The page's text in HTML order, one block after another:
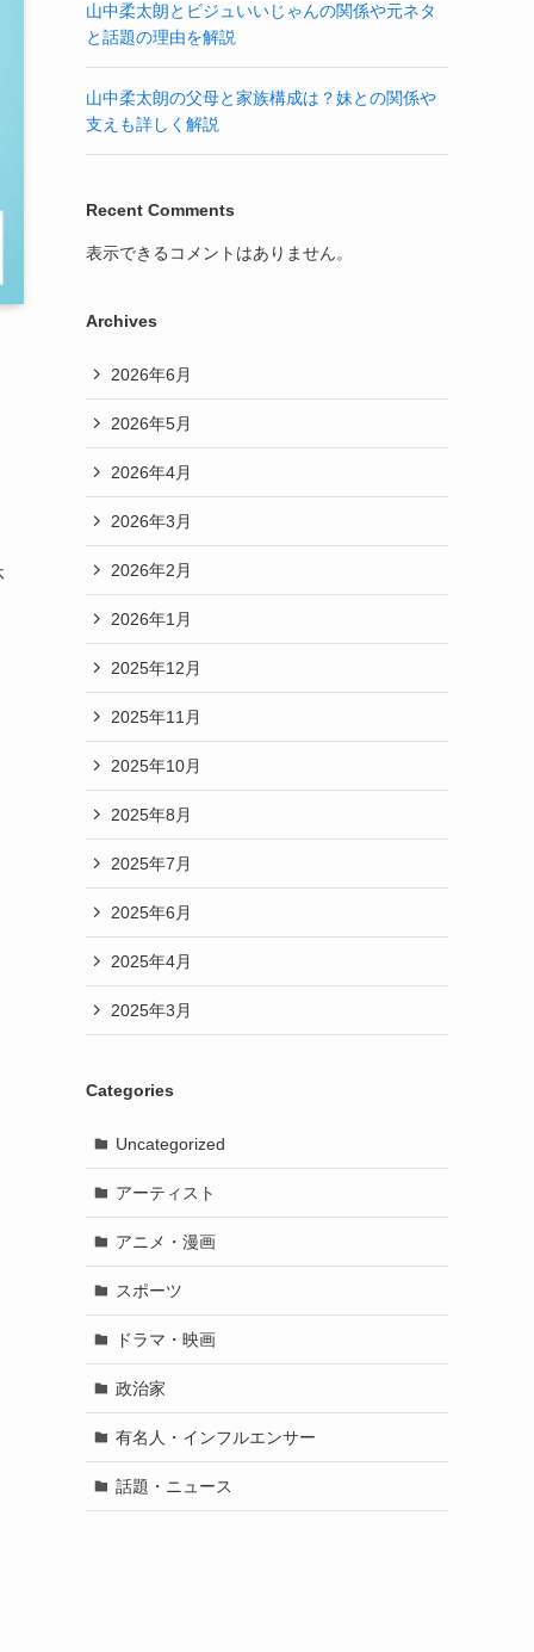
山中柔太朗とビジュいいじゃんの関係や元ネタ
と話題の理由を解説
山中柔太朗の父母と家族構成は？妹との関係や
支えも詳しく解説
Recent Comments
表示できるコメントはありません。
Archives
2026年6月
2026年5月
2026年4月
2026年3月
2026年2月
2026年1月
2025年12月
2025年11月
2025年10月
2025年8月
2025年7月
2025年6月
2025年4月
2025年3月
Categories
Uncategorized
アーティスト
アニメ・漫画
スポーツ
ドラマ・映画
政治家
有名人・インフルエンサー
話題・ニュース